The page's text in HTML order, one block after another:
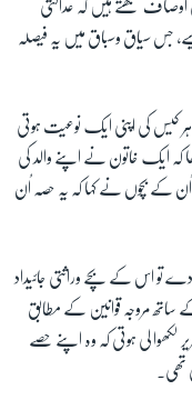
اوصاف سمجھتے ہیں کہ عدالتی
جس سیاق وسباق میں یہ فیصلہ
کیس کی اپنی ایک نوعیت ہوتی
کہ ایک خاتون نے اپنے والد کی
اُن کے بچوں نے کہا کہ یہ حصہ اُن
تو اس کے بچے وراثتی جائیداد
مروجہ قوانین کے مطابق
لکھوا لی ہوتی کہ وہ اپنے حصے